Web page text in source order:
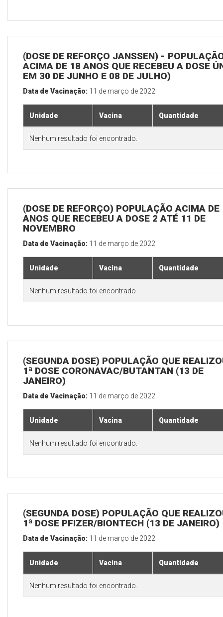
(DOSE DE REFORÇO JANSSEN) -
ACIMA DE 18 ANOS QUE RECEBEU A DOSE
EM 30 DE JUNHO E 08 DE JULHO)
Data de Vacinação: 11 de março de 2022
Unidade Vacina Quantidade
Nenhum resultado foi encontrado.
(DOSE DE REFORÇO) POPULAÇÃO ACIMA DE
ANOS QUE RECEBEU A DOSE 2 ATÉ 11 DE
NOVEMBRO
Data de Vacinação: 11 de março de 2022
Unidade Vacina Quantidade
Nenhum resultado foi encontrado.
(SEGUNDA DOSE) POPULAÇÃO QUE
1ª DOSE CORONAVAC/BUTANTAN (13 DE
JANEIRO)
Data de Vacinação: 11 de março de 2022
Unidade Vacina Quantidade
Nenhum resultado foi encontrado.
(SEGUNDA DOSE) POPULAÇÃO QUE
1ª DOSE PFIZER/BIONTECH (13 DE JANEIRO)
Data de Vacinação: 11 de março de 2022
Unidade Vacina Quantidade
Nenhum resultado foi encontrado.